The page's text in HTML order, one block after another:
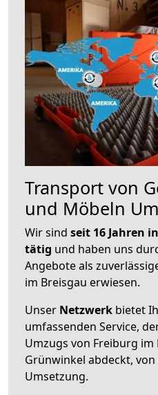
Transport von
und Möbeln
Wir sind seit 16 Jahren
tätig und haben uns
Angebote als
im Breisgau erwiesen.
Unser Netzwerk bietet
umfassenden Service,
Umzugs von Freiburg im
Grünwinkel abdeckt,
Umsetzung.